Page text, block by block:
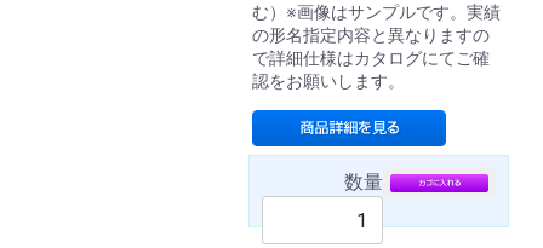
む）※画像はサンプルです。実績
の形名指定内容と異なりますの
で詳細仕様はカタログにてご確
認をお願いします。
数量